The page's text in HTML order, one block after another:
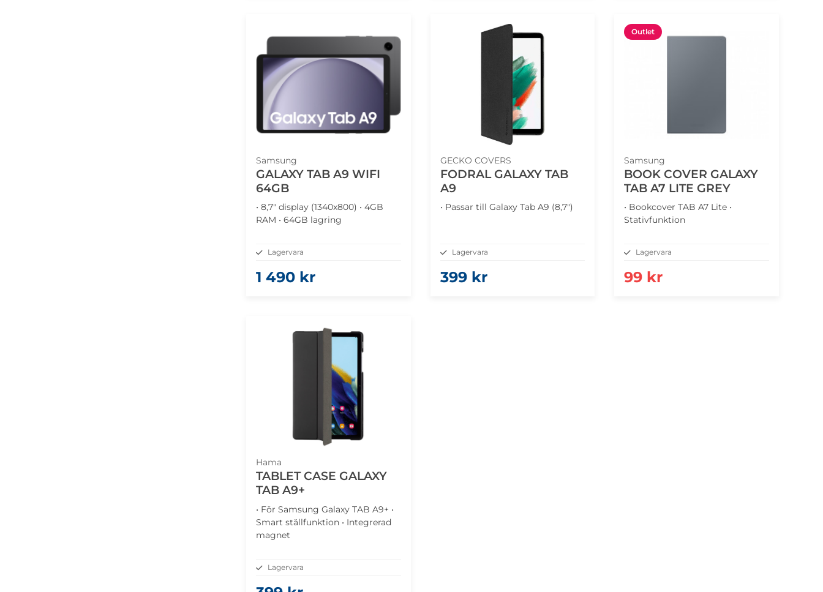
Samsung
GALAXY TAB A9 WIFI
64GB
• 8,7" display (1340x800) • 4GB
RAM • 64GB lagring
Lagervara
1 490 kr
GECKO COVERS
FODRAL GALAXY TAB
A9
• Passar till Galaxy Tab A9 (8,7")
Lagervara
399 kr
Outlet
Samsung
BOOK COVER GALAXY
TAB A7 LITE GREY
• Bookcover TAB A7 Lite •
Stativfunktion
Lagervara
99 kr
Hama
TABLET CASE GALAXY
TAB A9+
• För Samsung Galaxy TAB A9+ •
Smart ställfunktion • Integrerad
magnet
Lagervara